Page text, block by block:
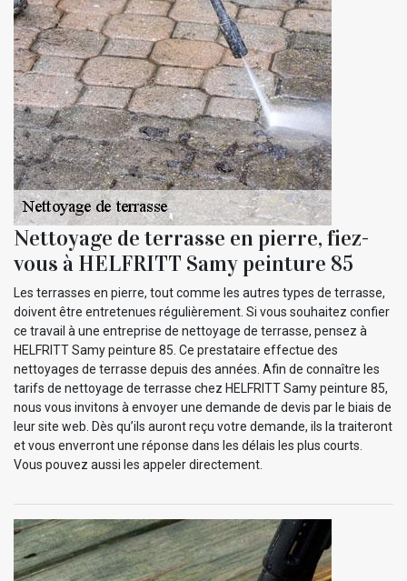
Nettoyage de terrasse en pierre, fiez-
vous à HELFRITT Samy peinture 85
Les terrasses en pierre, tout comme les autres types de terrasse,
doivent être entretenues régulièrement. Si vous souhaitez confier
ce travail à une entreprise de nettoyage de terrasse, pensez à
HELFRITT Samy peinture 85. Ce prestataire effectue des
nettoyages de terrasse depuis des années. Afin de connaître les
tarifs de nettoyage de terrasse chez HELFRITT Samy peinture 85,
nous vous invitons à envoyer une demande de devis par le biais de
leur site web. Dès qu’ils auront reçu votre demande, ils la traiteront
et vous enverront une réponse dans les délais les plus courts.
Vous pouvez aussi les appeler directement.